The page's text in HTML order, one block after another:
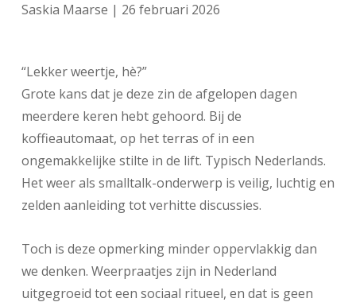
Saskia Maarse | 26 februari 2026
“Lekker weertje, hè?”
Grote kans dat je deze zin de afgelopen dagen
meerdere keren hebt gehoord. Bij de
koffieautomaat, op het terras of in een
ongemakkelijke stilte in de lift. Typisch Nederlands.
Het weer als smalltalk-onderwerp is veilig, luchtig en
zelden aanleiding tot verhitte discussies.
Toch is deze opmerking minder oppervlakkig dan
we denken. Weerpraatjes zijn in Nederland
uitgegroeid tot een sociaal ritueel, en dat is geen